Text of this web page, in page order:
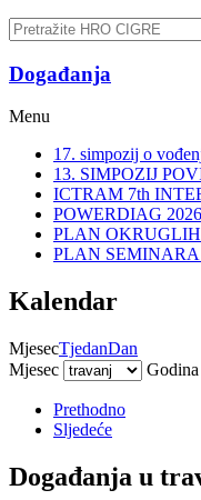
Događanja​
Menu
17. simpozij o
13. SIMPOZIJ
ICTRAM 7th
POWERDIAG
PLAN
PLAN SEMINARA
Kalendar
MjesecTjedanDan
Mjesec
Godina
Prethodno
Sljedeće
Događanja u